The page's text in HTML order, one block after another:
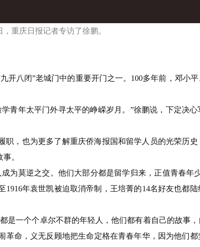
重庆日报记者专访了徐鹏。
开八闭”老城门中的重要开门之一。100多年前，邓小
青年太平门外寻太平的峥嵘岁月。”徐鹏说，下定决
职，也为更多了解重庆侨海报国和留学人员的光荣历
。
为莫逆之交。他们大部分都是留学归来，正值青春年
年袁世凯被迫取消帝制，王培菁的14名好友也都
是一个个卓尔不群的年轻人，他们都有着自己的故事
命，义无反顾地把生命定格在青春年华，因为他们